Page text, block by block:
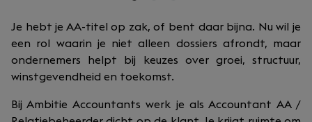
Je hebt je AA-titel op zak, of bent daar bijna. Nu wil je
een rol waarin je niet alleen dossiers afrondt, maar
ondernemers helpt bij keuzes over groei, structuur,
winstgevendheid en toekomst.
Bij Ambitie Accountants werk je als Accountant AA /